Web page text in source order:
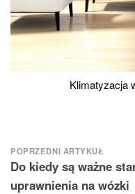
Klimatyzacja
Nawigacja
wpisu
POPRZEDNI ARTYKUŁ
Do kiedy są ważne
uprawnienia na wózki